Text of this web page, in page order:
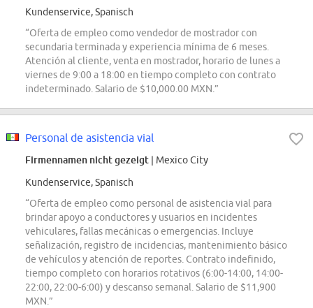
Kundenservice, Spanisch
“Oferta de empleo como vendedor de mostrador con
secundaria terminada y experiencia mínima de 6 meses.
Atención al cliente, venta en mostrador, horario de lunes a
viernes de 9:00 a 18:00 en tiempo completo con contrato
indeterminado. Salario de $10,000.00 MXN.”
Personal de asistencia vial
Firmennamen nicht gezeigt | Mexico City
Kundenservice, Spanisch
“Oferta de empleo como personal de asistencia vial para
brindar apoyo a conductores y usuarios en incidentes
vehiculares, fallas mecánicas o emergencias. Incluye
señalización, registro de incidencias, mantenimiento básico
de vehículos y atención de reportes. Contrato indefinido,
tiempo completo con horarios rotativos (6:00-14:00, 14:00-
22:00, 22:00-6:00) y descanso semanal. Salario de $11,900
MXN.”